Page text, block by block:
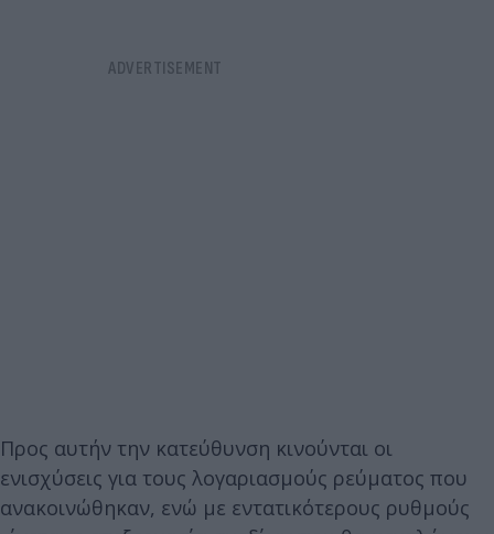
Προς αυτήν την κατεύθυνση κινούνται οι
ενισχύσεις για τους λογαριασμούς ρεύματος που
ανακοινώθηκαν, ενώ με εντατικότερους ρυθμούς